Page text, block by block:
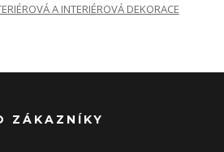
A INTERIÉROVÁ DEKORACE
ZÁKAZNÍKY